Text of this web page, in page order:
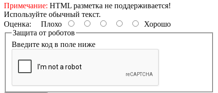
Примечание: HTML разметка не поддерживается!
Используйте обычный текст.
Оценка: Плохо
Хорошо
Защита от роботов
Введите код в поле ниже